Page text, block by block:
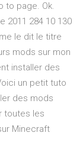
to page. Ok.
2011 284 10 130
le dit le titre
mods sur mon
installer des
un petit tuto
des mods
toutes les
Minecraft